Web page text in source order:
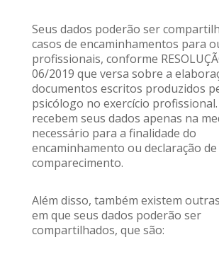
Seus dados poderão ser
casos de encaminhamentos para
profissionais, conforme
06/2019 que versa sobre a
documentos escritos produzidos
psicólogo no exercício profissional.
recebem seus dados apenas na
necessário para a finalidade do
encaminhamento ou declaração de
comparecimento.
Além disso, também existem
em que seus dados poderão ser
compartilhados, que são: